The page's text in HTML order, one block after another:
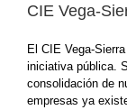
CIE Vega-
El CIE Vega-
iniciativa pública.
consolidación de
empresas ya